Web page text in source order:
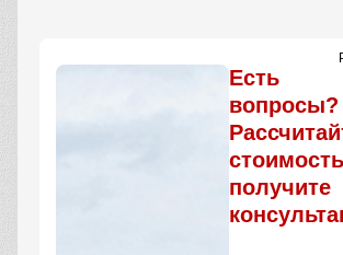
Есть
вопросы?
получите